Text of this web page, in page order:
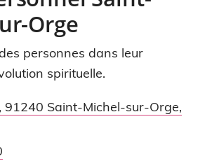
Orge
personnes dans leur
spirituelle.
91240 Saint-Michel-sur-Orge,